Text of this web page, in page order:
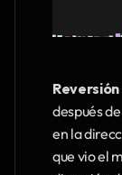
después
en la
que vio el